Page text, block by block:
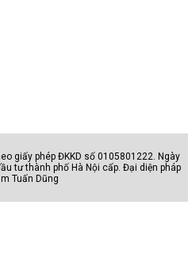
giấy phép ĐKKD số 0105801222. Ngày
tư thành phố Hà Nội cấp. Đại diện pháp
Tuấn Dũng